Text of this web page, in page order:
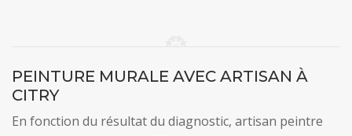
PEINTURE MURALE AVEC ARTISAN À
CITRY
En fonction du résultat du diagnostic, artisan peintre